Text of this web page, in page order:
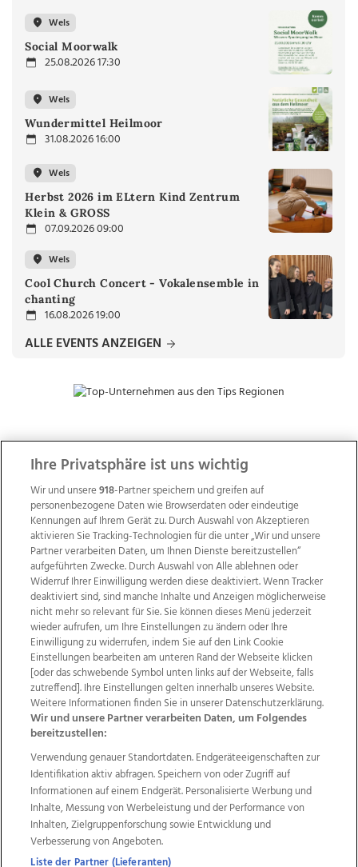
Wels
Social Moorwalk
25.08.2026 17:30
Wels
Wundermittel Heilmoor
31.08.2026 16:00
Wels
Herbst 2026 im ELtern Kind Zentrum
Klein & GROSS
07.09.2026 09:00
Wels
Cool Church Concert - Vokalensemble in
chanting
16.08.2026 19:00
ALLE EVENTS ANZEIGEN
ZUR NACHRICHTENÜBERSICHT
Wir über uns Mediadaten Kontakt
Jobs
Datenschutz
Impressum
AGB Anzeigekunden
AGB Website
Ehrenkodex Politische Werbung
Weitere Angebote des Medienhauses Wimmer
TV1 di-mog-i.at OÖNow
Ischler Woche
Life Radio
OÖNachrichten
OÖN Immobilien
OÖN Karriere
OÖN Reise
Promenaden Galerien
Regionaljobs
wasistlos.at
Ihre Privatsphäre ist uns wichtig
Wir und unsere918-Partner speichern und greifen auf
personenbezogene Daten wie Browserdaten oder eindeutige
Kennungen auf Ihrem Gerät zu. Durch Auswahl von Akzeptieren
aktivieren Sie Tracking-Technologien für die unter „Wir und unsere
Partner verarbeiten Daten, um Ihnen Dienste bereitzustellen“
aufgeführten Zwecke. Durch Auswahl von Alle ablehnen oder
Widerruf Ihrer Einwilligung werden diese deaktiviert. Wenn Tracker
deaktiviert sind, sind manche Inhalte und Anzeigen möglicherweise
nicht mehr so relevant für Sie. Sie können dieses Menü jederzeit
wieder aufrufen, um Ihre Einstellungen zu ändern oder Ihre
Einwilligung zu widerrufen, indem Sie auf den Link Cookie
Einstellungen bearbeiten am unteren Rand der Webseite klicken
[oder das schwebende Symbol unten links auf der Webseite, falls
zutreffend]. Ihre Einstellungen gelten innerhalb unseres Website.
Weitere Informationen finden Sie in unserer Datenschutzerklärung.
Wir und unsere Partner verarbeiten Daten, um Folgendes
bereitzustellen:
Verwendung genauer Standortdaten. Endgeräteeigenschaften zur
Identifikation aktiv abfragen. Speichern von oder Zugriff auf
Informationen auf einem Endgerät. Personalisierte Werbung und
Inhalte, Messung von Werbeleistung und der Performance von
Inhalten, Zielgruppenforschung sowie Entwicklung und
Verbesserung von Angeboten.
Liste der Partner (Lieferanten)